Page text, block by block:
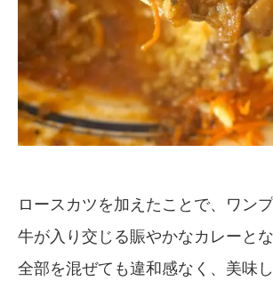
ロースカツを加えたことで、ワン
牛が入り交じる賑やかなカレーとな
全部を混ぜても違和感なく、美味